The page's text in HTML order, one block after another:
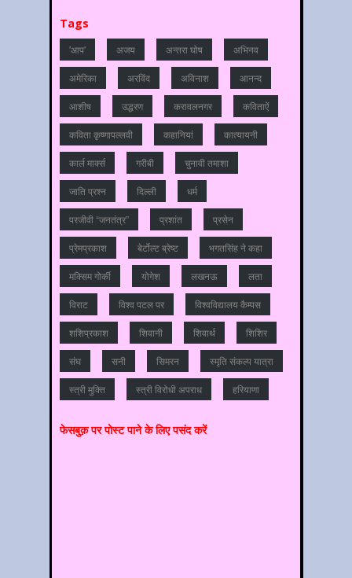
Tags
'आप' अजय अन्‍तरा घोष अभिनव
अमेरिका अरविंद अविनाश आनन्‍द
आशीष उद्धरण करावलनगर कविताऐं
कविता कृष्णापल्लवी कहानियां कात्‍यायनी
कार्ल मार्क्स गरीबी चुनावी तमाशा
जाति प्रश्‍न दिल्‍ली धर्म
परजीवी “जनतंत्र” प्रशांत प्रसेन
प्रेमप्रकाश बेर्टोल्ट ब्रेष्ट भगतसिंह ने कहा
मक्सिम गोर्की योगेश लखनऊ लता
विराट विश्‍व पटल पर विश्‍वविद्यालय कैम्‍पस
शशिप्रकाश शिवानी शिवार्थ शिशिर
संघ सनी सिमरन स्मृति संकल्प यात्रा
स्‍त्री मुक्ति स्‍त्री विरोधी अपराध हरियाणा
फेसबुक़ पर पोस्‍ट पाने के लिए पसंद करें